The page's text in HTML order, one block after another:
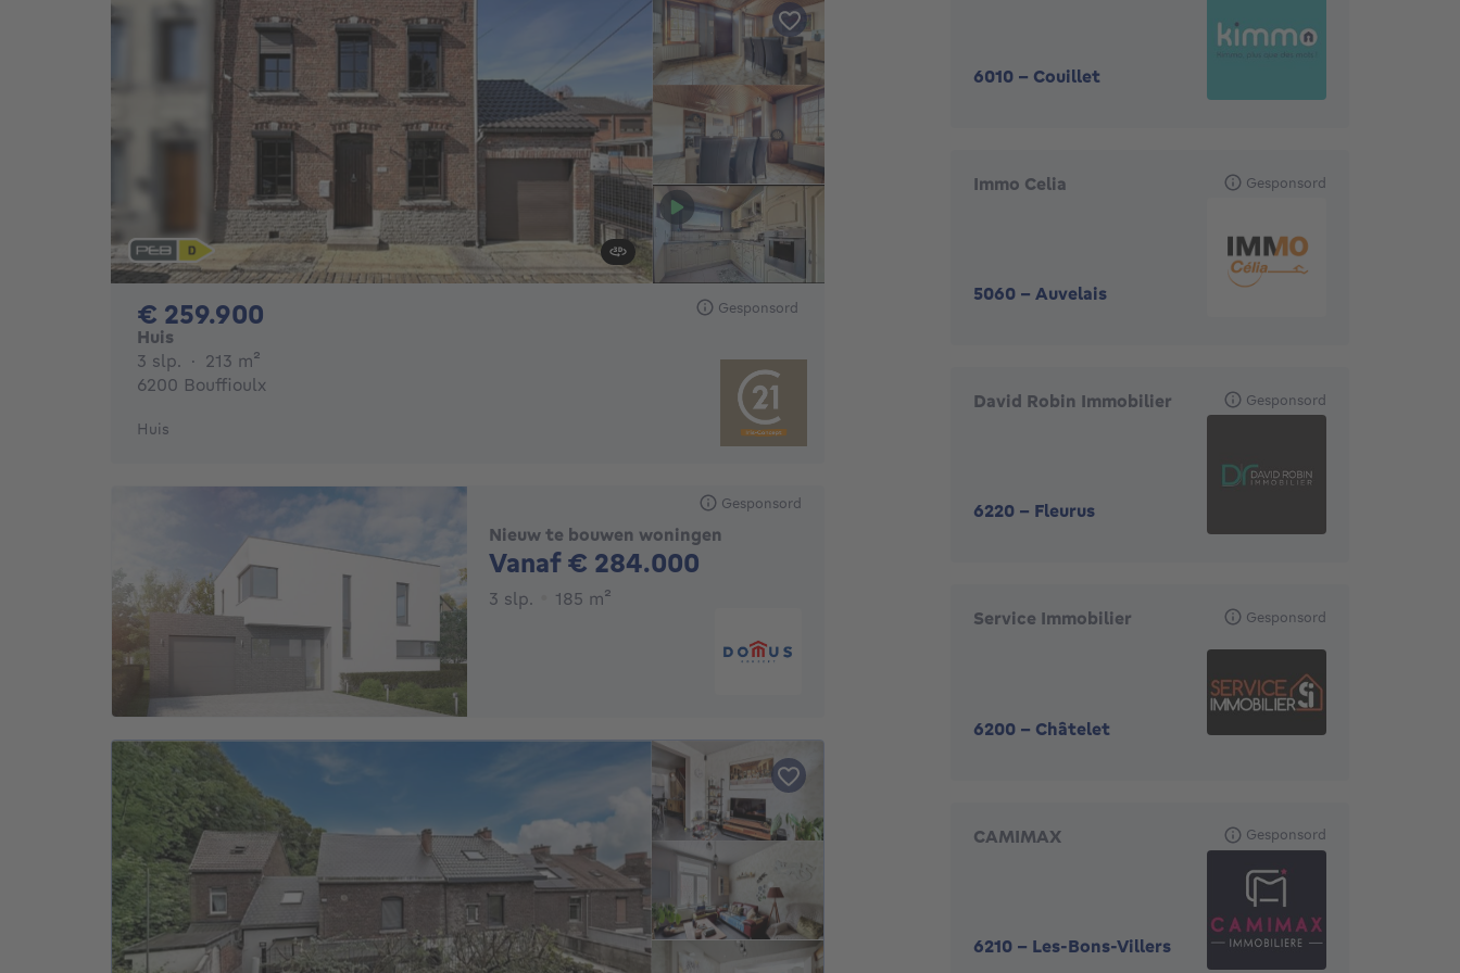
€ 259.900 Gesponsord
Huis
3 slp. 3 slaapkamers
· 213 m²
6200 Bouffioulx
Huis
Gesponsord
Nieuw te bouwen woningen
Vanaf € 284.000
3 slp. 3 slaapkamers
185 m²
6010 - Couillet
Immo Celia
5060 - Auvelais
Gesponsord
David Robin Immobilier
6220 - Fleurus
Gesponsord
Service Immobilier
6200 - Châtelet
Gesponsord
CAMIMAX
6210 - Les-Bons-Villers
Gesponsord